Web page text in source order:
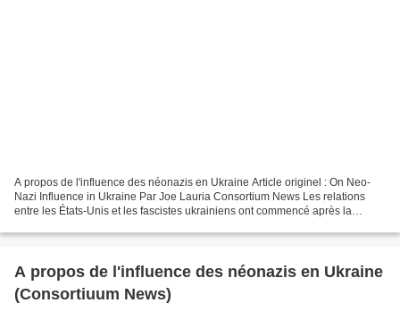
A propos de l'influence des néonazis en Ukraine Article originel : On Neo-
Nazi Influence in Ukraine Par Joe Lauria Consortium News Les relations
entre les États-Unis et les fascistes ukrainiens ont commencé après la
A propos de l'influence des néonazis en Ukraine
(Consortiuum News)